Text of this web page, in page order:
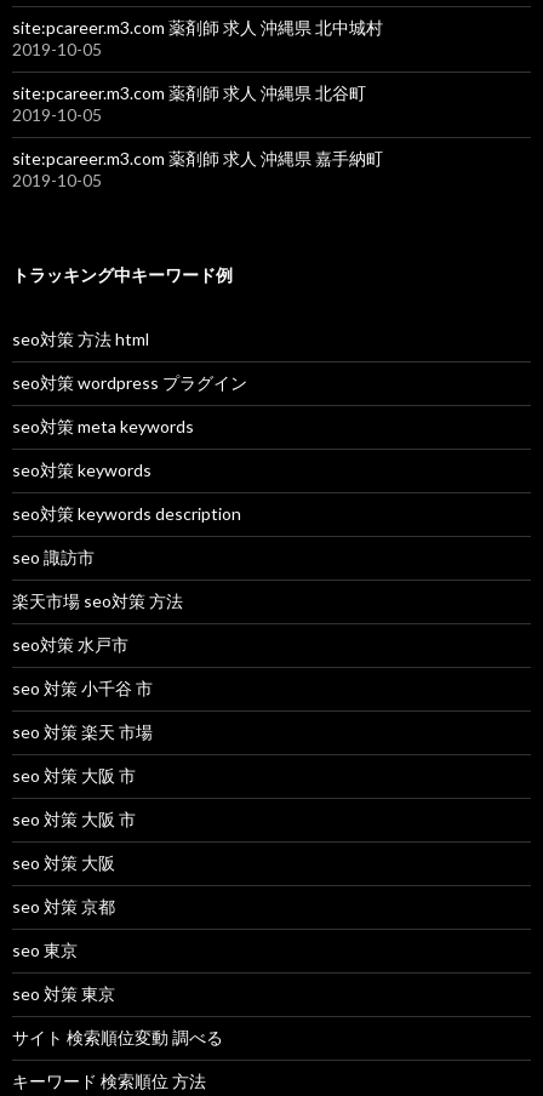
site:pcareer.m3.com 薬剤師 求人 沖縄県 北中城村
2019-10-05
site:pcareer.m3.com 薬剤師 求人 沖縄県 北谷町
2019-10-05
site:pcareer.m3.com 薬剤師 求人 沖縄県 嘉手納町
2019-10-05
トラッキング中キーワード例
seo対策 方法 html
seo対策 wordpress プラグイン
seo対策 meta keywords
seo対策 keywords
seo対策 keywords description
seo 諏訪市
楽天市場 seo対策 方法
seo対策 水戸市
seo 対策 小千谷 市
seo 対策 楽天 市場
seo 対策 大阪 市
seo 対策 大阪 市
seo 対策 大阪
seo 対策 京都
seo 東京
seo 対策 東京
サイト 検索順位変動 調べる
キーワード 検索順位 方法